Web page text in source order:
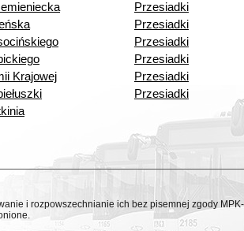
Przesiadki
Przesiadki
Przesiadki
Przesiadki
Krajowej
Przesiadki
Przesiadki
i rozpowszechnianie ich bez pisemnej zgody MPK-